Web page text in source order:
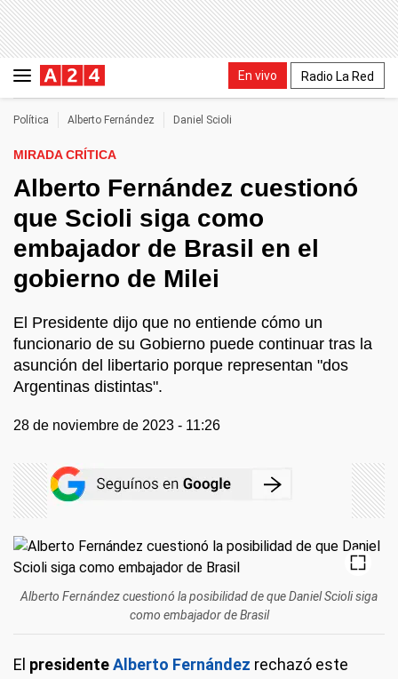
En vivo Radio La Red
Política Alberto Fernández Daniel Scioli
MIRADA CRÍTICA
Alberto Fernández cuestionó
que Scioli siga como
embajador de Brasil en el
gobierno de Milei
El Presidente dijo que no entiende cómo un
funcionario de su Gobierno puede continuar tras la
asunción del libertario porque representan "dos
Argentinas distintas".
28 de noviembre de 2023 - 11:26
Alberto Fernández cuestionó la posibilidad de que Daniel Scioli siga
como embajador de Brasil
El presidenteAlberto Fernández rechazó este